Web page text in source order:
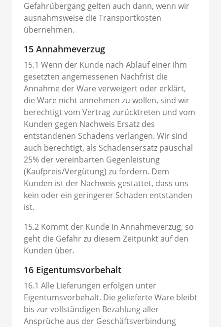
Gefahrübergang gelten auch dann, wenn wir
ausnahmsweise die Transportkosten
übernehmen.
15 Annahmeverzug
15.1 Wenn der Kunde nach Ablauf einer ihm
gesetzten angemessenen Nachfrist die
Annahme der Ware verweigert oder erklärt,
die Ware nicht annehmen zu wollen, sind wir
berechtigt vom Vertrag zurücktreten und vom
Kunden gegen Nachweis Ersatz des
entstandenen Schadens verlangen. Wir sind
auch berechtigt, als Schadensersatz pauschal
25% der vereinbarten Gegenleistung
(Kaufpreis/Vergütung) zu fordern. Dem
Kunden ist der Nachweis gestattet, dass uns
kein oder ein geringerer Schaden entstanden
ist.
15.2 Kommt der Kunde in Annahmeverzug, so
geht die Gefahr zu diesem Zeitpunkt auf den
Kunden über.
16 Eigentumsvorbehalt
16.1 Alle Lieferungen erfolgen unter
Eigentumsvorbehalt. Die gelieferte Ware bleibt
bis zur vollständigen Bezahlung aller
Ansprüche aus der Geschäftsverbindung